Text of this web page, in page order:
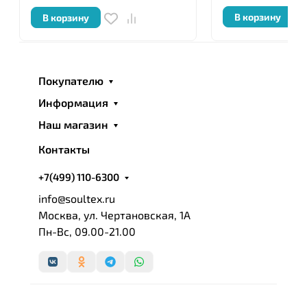
В корзину В корзину
Покупателю
Информация
Наш магазин
Контакты
+7(499) 110-6300
info@soultex.ru
Москва, ул. Чертановская, 1А
Пн-Вс, 09.00-21.00